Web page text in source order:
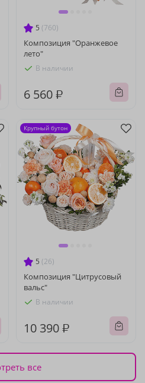
5 (760)
Композиция "Оранжевое
лето"
В наличии
6 560 ₽
5 (26)
Композиция "Цитрусовый
вальс"
В наличии
10 390 ₽
Крупный бутон
все